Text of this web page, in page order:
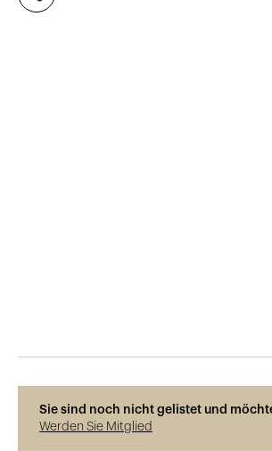
Sie sind noch nicht gelistet und
Werden Sie Mitglied